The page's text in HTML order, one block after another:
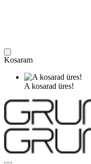
Kosaram
A kosarad üres!